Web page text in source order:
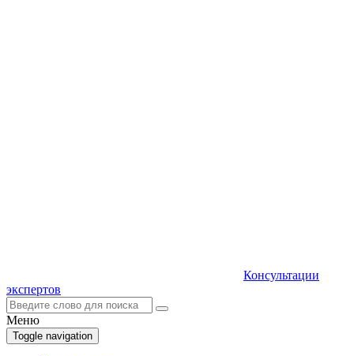
Консультации
экспертов
Меню
Toggle navigation